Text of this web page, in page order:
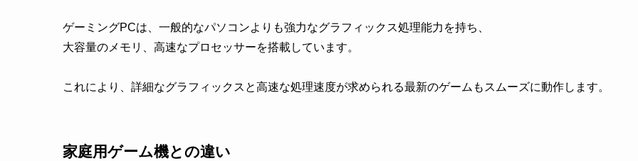
ゲーミングPCは、一般的なパソコンよりも強力なグラフィックス処理能力を持ち、
大容量のメモリ、高速なプロセッサーを搭載しています。
これにより、詳細なグラフィックスと高速な処理速度が求められる最新のゲームもスムーズに動作します。
家庭用ゲーム機との違い